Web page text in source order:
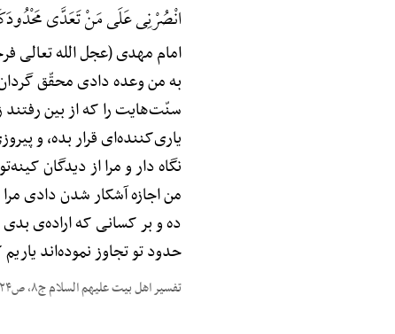
انْصُرْنِی عَلَی مَنْ تَعَدَّی
امام مهدی (عجل الله تعالی
به من وعده دادی محقّق
سنّت‌هایت را که از بین رفتند
یاری‌کننده‌ای قرار بده، و
نگاه دار و مرا از دیدگان
من اجازه آشکار شدن دادی
ده و بر کسانی که اراده‌ی بدی
حدود تو تجاوز نموده‌اند
تفسیر اهل بیت علیهم السلام ج۸، ص۳۲۴